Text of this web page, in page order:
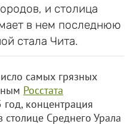
и столица
в нем последнюю
стала Чита.
самых грязных
Росстата
концентрация
столице Среднего Урала